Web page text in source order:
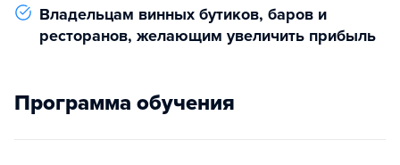
Владельцам винных бутиков, баров и
ресторанов, желающим увеличить прибыль
Программа обучения